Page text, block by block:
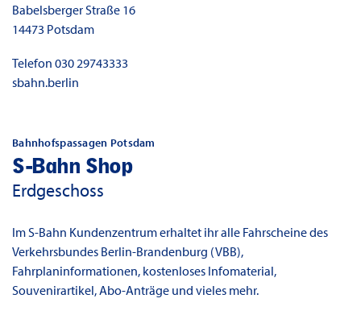
Babelsberger Straße 16
14473 Potsdam
Telefon 030 29743333
sbahn.berlin
Bahnhofspassagen Potsdam
S-Bahn Shop
Erdgeschoss
Im S-Bahn Kundenzentrum erhaltet ihr alle Fahrscheine des
Verkehrsbundes Berlin-Brandenburg (VBB),
Fahrplaninformationen, kostenloses Infomaterial,
Souvenirartikel, Abo-Anträge und vieles mehr.